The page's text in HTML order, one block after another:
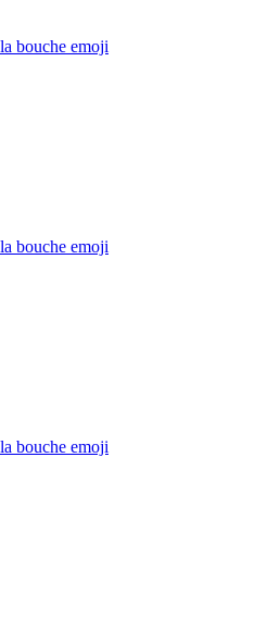
bouche emoji
bouche emoji
bouche emoji